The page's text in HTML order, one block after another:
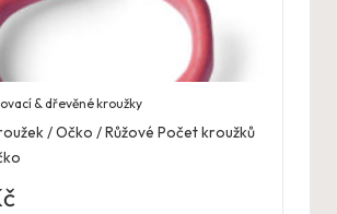
& dřevěné kroužky
/ Očko / Růžové Počet kroužků